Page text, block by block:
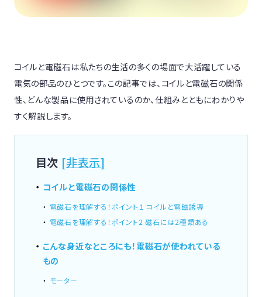
コイルと電磁石は私たちの生活の多くの場面で大活躍している
電気の部品のひとつです。この記事では、コイルと電磁石の関係
性、どんな製品に使用されているのか、仕組みとともにわかりや
すく解説します。
目次 [非表示]
コイルと電磁石の関係性
電磁石を理解する！ポイント１ コイルと電磁誘導
電磁石を理解する！ポイント2 磁石には2種類ある
こんな身近なところにも！電磁石が使われている
もの
モーター